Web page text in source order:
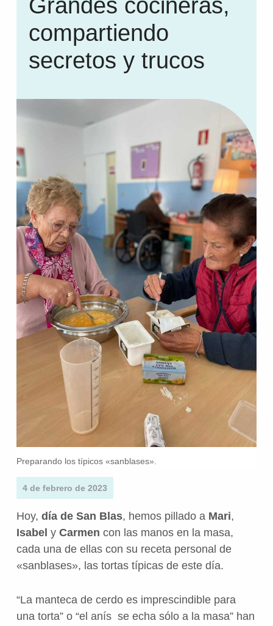
Grandes cocineras,
compartiendo
secretos y trucos
Preparando los típicos «sanblases».
4 de febrero de 2023
Hoy, día de San Blas, hemos pillado a Mari,
Isabel y Carmen con las manos en la masa,
cada una de ellas con su receta personal de
«sanblases», las tortas típicas de este día.
“La manteca de cerdo es imprescindible para
una torta” o “el anís se echa sólo a la masa” han